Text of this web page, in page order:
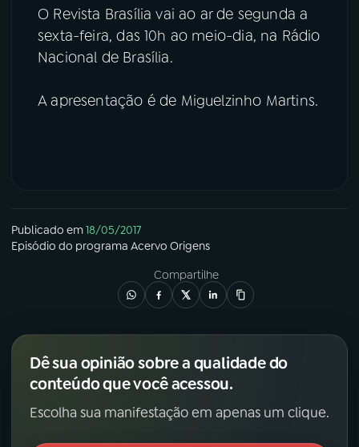
O Revista Brasília vai ao ar de segunda a
sexta-feira, das 10h ao meio-dia, na Rádio
Nacional de Brasília.
A apresentação é de Miguelzinho Martins.
Publicado em18/05/2017
Episódio do programa Acervo Origens
Compartilhe
Dê sua opinião sobre a qualidade do
conteúdo que você acessou.
Escolha sua manifestação em apenas um clique.